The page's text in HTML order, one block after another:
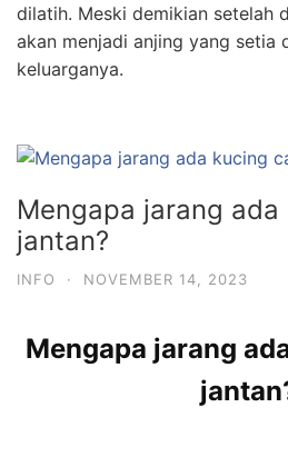
dilatih. Meski demikian setelah
akan menjadi anjing yang setia
keluarganya.
Mengapa jarang
jantan?
INFO · NOVEMBER 14, 2023
Mengapa jarang